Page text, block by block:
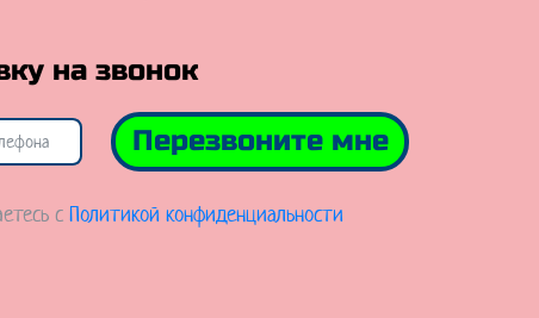
на звонок
Перезвоните мне
с Политикой конфиденциальности